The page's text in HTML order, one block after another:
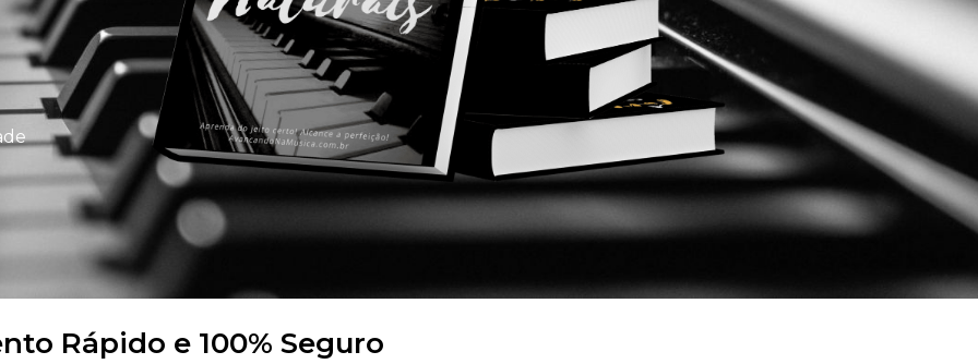
Rápido e 100% Seguro